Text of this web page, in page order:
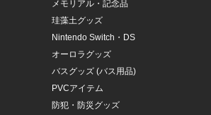
メモリアル・記念品
珪藻土グッズ
Nintendo Switch・DS
オーロラグッズ
バスグッズ (バス用品)
PVCアイテム
防犯・防災グッズ